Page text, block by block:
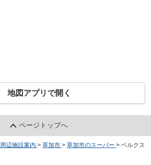
地図アプリで開く
ページトップへ
周辺施設案内 > 草加市 > 草加市のスーパー > ベルクス